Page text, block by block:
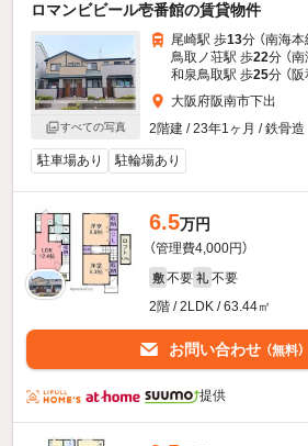
ロマンビビール壱番館の賃貸物件
すべての写真
尾崎駅 歩13分 （南海本
鳥取ノ荘駅 歩22分 （南
和泉鳥取駅 歩25分 （阪
大阪府阪南市下出
2階建 / 23年1ヶ月 / 鉄骨造
駐車場あり 駐輪場あり
6.5万円
（管理費4,000円）
敷 不要 礼 不要
2階 / 2LDK / 63.44㎡
お問い合わせ （無料）
提供